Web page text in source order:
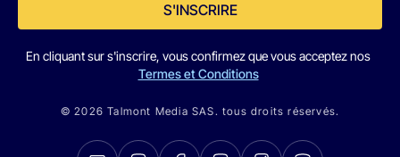
S'INSCRIRE
En cliquant sur s'inscrire, vous confirmez que vous acceptez nos
Termes et Conditions
© 2026 Talmont Media SAS. tous droits réservés.